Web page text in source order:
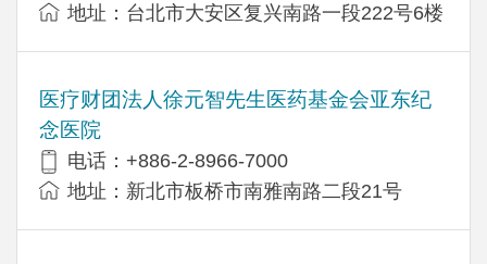
地址：台北市大安区复兴南路一段222号6楼
医疗财团法人徐元智先生医药基金会亚东纪
念医院
电话：+886-2-8966-7000
地址：新北市板桥市南雅南路二段21号